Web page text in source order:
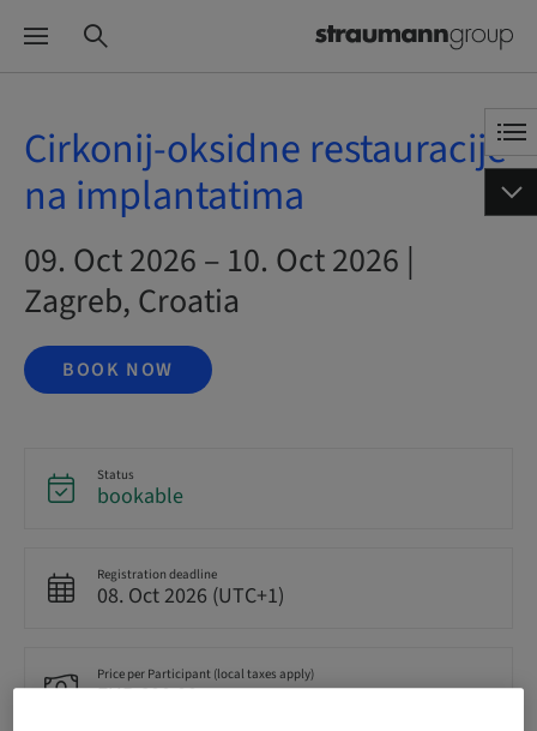
Cirkonij-oksidne restauracije
na implantatima
09. Oct 2026 – 10. Oct 2026 |
Zagreb, Croatia
BOOK NOW
Status
bookable
Registration deadline
08. Oct 2026 (UTC+1)
Price per Participant (local taxes apply)
EUR 600.00